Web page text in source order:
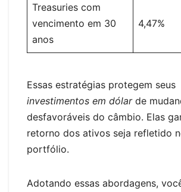
Treasuries com
vencimento em 30
anos
4,47%
Essas estratégias protegem seus
investimentos em dólarde
desfavoráveis do câmbio. Elas
retorno dos ativos seja refletido
portfólio.
Adotando essas abordagens,